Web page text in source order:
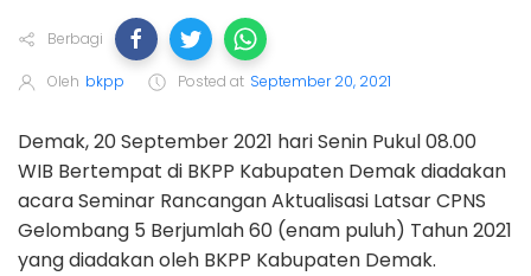
Berbagi
Oleh bkpp Posted at September 20, 2021
Demak, 20 September 2021 hari Senin Pukul 08.00
WIB Bertempat di BKPP Kabupaten Demak diadakan
acara Seminar Rancangan Aktualisasi Latsar CPNS
Gelombang 5 Berjumlah 60 (enam puluh) Tahun 2021
yang diadakan oleh BKPP Kabupaten Demak.